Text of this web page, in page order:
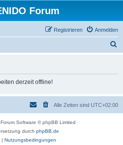
Forum
Anmelden
Registrieren
derzeit offline!
Alle Zeiten sind UTC+02:00
Software © phpBB Limited
durch phpBB.de
| Nutzungsbedingungen